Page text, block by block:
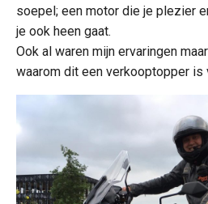
soepel; een motor die je plezier
je ook heen gaat.
Ook al waren mijn ervaringen
waarom dit een verkooptopper is